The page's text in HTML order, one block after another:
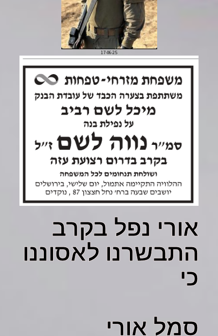
17-06-25
אורי נפל בקרב
התבשרנו לאסוננו
כי
סמל אורי